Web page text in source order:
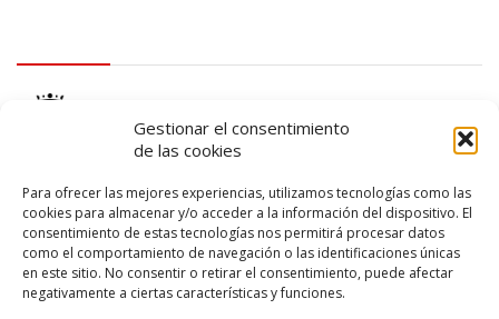
Gestionar el consentimiento
de las cookies
Para ofrecer las mejores experiencias, utilizamos tecnologías como las
cookies para almacenar y/o acceder a la información del dispositivo. El
consentimiento de estas tecnologías nos permitirá procesar datos
como el comportamiento de navegación o las identificaciones únicas
en este sitio. No consentir o retirar el consentimiento, puede afectar
negativamente a ciertas características y funciones.
logo SID